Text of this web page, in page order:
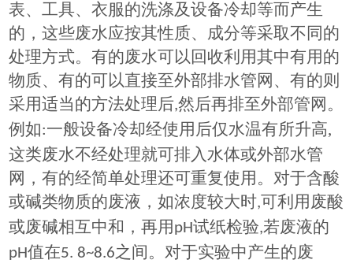
表、工具、衣服的洗涤及设备冷却等而产生
的，这些废水应按其性质、成分等采取不同的
处理方式。有的废水可以回收利用其中有用的
物质、有的可以直接至外部排水管网、有的则
采用适当的方法处理后,然后再排至外部管网。
例如:一般设备冷却经使用后仅水温有所升高,
这类废水不经处理就可排入水体或外部水管
网，有的经简单处理还可重复使用。对于含酸
或碱类物质的废液，如浓度较大时,可利用废酸
或废碱相互中和，再用pH试纸检验,若废液的
pH值在5. 8~8.6之间。对于实验中产生的废